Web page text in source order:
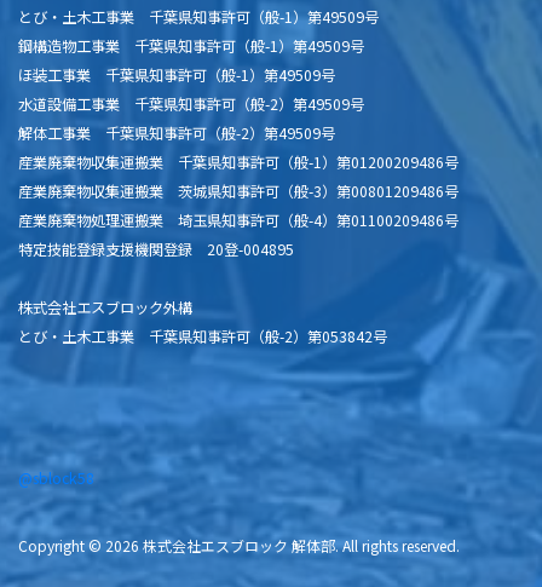
とび・土木工事業 千葉県知事許可（般-1）第49509号
鋼構造物工事業 千葉県知事許可（般-1）第49509号
ほ装工事業 千葉県知事許可（般-1）第49509号
水道設備工事業 千葉県知事許可（般-2）第49509号
解体工事業 千葉県知事許可（般-2）第49509号
産業廃棄物収集運搬業 千葉県知事許可（般-1）第01200209486号
産業廃棄物収集運搬業 茨城県知事許可（般-3）第00801209486号
産業廃棄物処理運搬業 埼玉県知事許可（般-4）第01100209486号
特定技能登録支援機関登録 20登-004895
株式会社エスブロック外構
とび・土木工事業 千葉県知事許可（般-2）第053842号
@sblock58
Copyright © 2026 株式会社エスブロック 解体部. All rights reserved.